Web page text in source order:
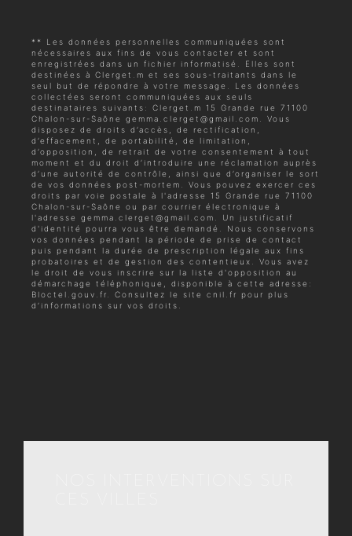
** Les données personnelles communiquées sont
nécessaires aux fins de vous contacter et sont
enregistrées dans un fichier informatisé. Elles sont
destinées à Clerget.m et ses sous-traitants dans le
seul but de répondre à votre message. Les données
collectées seront communiquées aux seuls
destinataires suivants: Clerget.m 15 Grande rue 71100
Chalon-sur-Saône gemma.clerget@gmail.com. Vous
disposez de droits d’accès, de rectification,
d’effacement, de portabilité, de limitation,
d’opposition, de retrait de votre consentement à tout
moment et du droit d’introduire une réclamation auprès
d’une autorité de contrôle, ainsi que d’organiser le sort
de vos données post-mortem. Vous pouvez exercer ces
droits par voie postale à l'adresse 15 Grande rue 71100
Chalon-sur-Saône ou par courrier électronique à
l'adresse gemma.clerget@gmail.com. Un justificatif
d'identité pourra vous être demandé. Nous conservons
vos données pendant la période de prise de contact
puis pendant la durée de prescription légale aux fins
probatoires et de gestion des contentieux. Vous avez
le droit de vous inscrire sur la liste d'opposition au
démarchage téléphonique, disponible à cette adresse:
Bloctel.gouv.fr . Consultez le site cnil.fr pour plus
d’informations sur vos droits.